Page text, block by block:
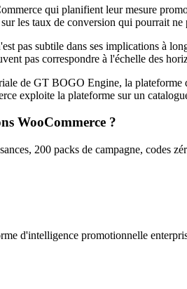
qui planifient leur mesure
les taux de conversion qui pourrait
pas subtile dans ses implications à
pas correspondre à l'échelle des
de GT BOGO Engine, la
exploite la plateforme sur un
WooCommerce ?
200 packs de campagne, codes
d'intelligence promotionnelle